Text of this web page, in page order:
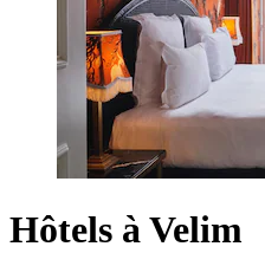
Hôtels à Velim